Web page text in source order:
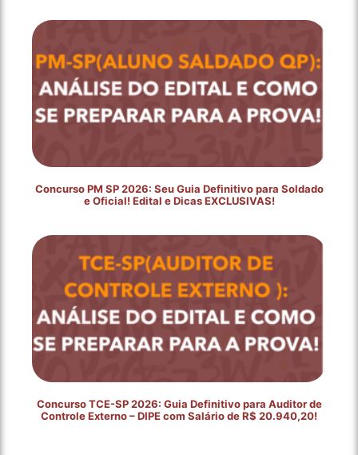
Concurso PM SP 2026: Seu Guia Definitivo para Soldado
e Oficial! Edital e Dicas EXCLUSIVAS!
Concurso TCE-SP 2026: Guia Definitivo para Auditor de
Controle Externo – DIPE com Salário de R$ 20.940,20!